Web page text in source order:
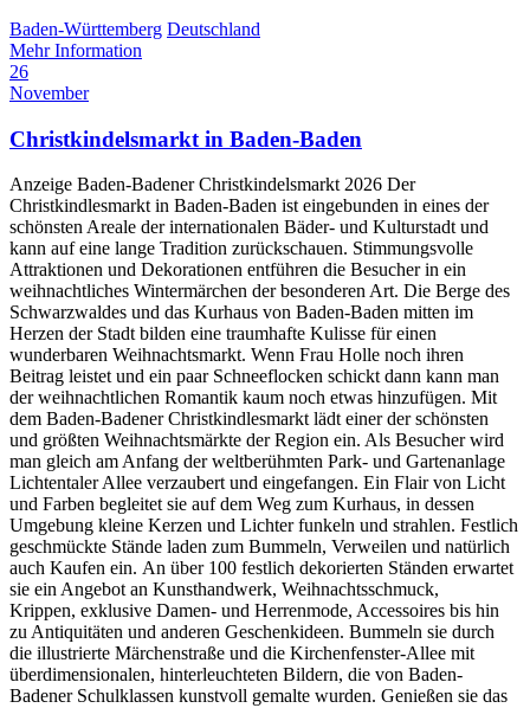
Baden-Württemberg Deutschland
Mehr Information
26
November
Christkindelsmarkt in Baden-Baden
Anzeige Baden-Badener Christkindelsmarkt 2026 Der
Christkindlesmarkt in Baden-Baden ist eingebunden in eines der
schönsten Areale der internationalen Bäder- und Kulturstadt und
kann auf eine lange Tradition zurückschauen. Stimmungsvolle
Attraktionen und Dekorationen entführen die Besucher in ein
weihnachtliches Wintermärchen der besonderen Art. Die Berge des
Schwarzwaldes und das Kurhaus von Baden-Baden mitten im
Herzen der Stadt bilden eine traumhafte Kulisse für einen
wunderbaren Weihnachtsmarkt. Wenn Frau Holle noch ihren
Beitrag leistet und ein paar Schneeflocken schickt dann kann man
der weihnachtlichen Romantik kaum noch etwas hinzufügen. Mit
dem Baden-Badener Christkindlesmarkt lädt einer der schönsten
und größten Weihnachtsmärkte der Region ein. Als Besucher wird
man gleich am Anfang der weltberühmten Park- und Gartenanlage
Lichtentaler Allee verzaubert und eingefangen. Ein Flair von Licht
und Farben begleitet sie auf dem Weg zum Kurhaus, in dessen
Umgebung kleine Kerzen und Lichter funkeln und strahlen. Festlich
geschmückte Stände laden zum Bummeln, Verweilen und natürlich
auch Kaufen ein. An über 100 festlich dekorierten Ständen erwartet
sie ein Angebot an Kunsthandwerk, Weihnachtsschmuck,
Krippen, exklusive Damen- und Herrenmode, Accessoires bis hin
zu Antiquitäten und anderen Geschenkideen. Bummeln sie durch
die illustrierte Märchenstraße und die Kirchenfenster-Allee mit
überdimensionalen, hinterleuchteten Bildern, die von Baden-
Badener Schulklassen kunstvoll gemalte wurden. Genießen sie das